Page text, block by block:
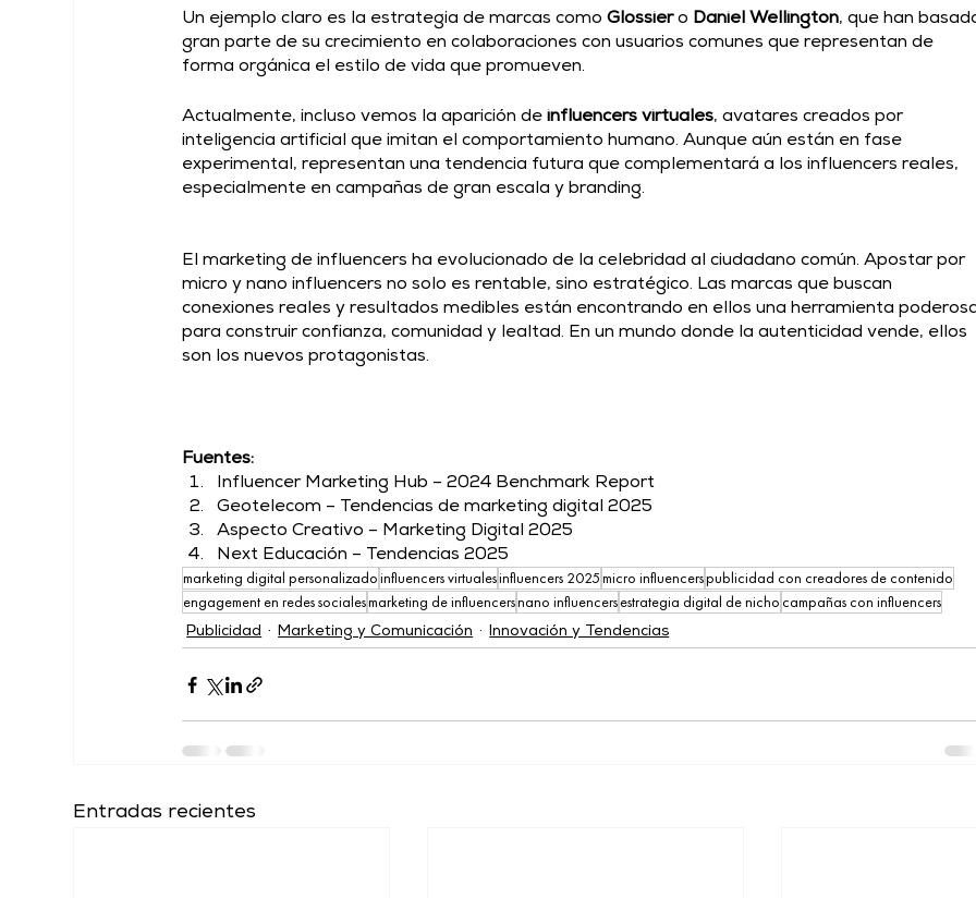
Un ejemplo claro es la estrategia de marcas como Glossier o Daniel Wellington, que han
gran parte de su crecimiento en colaboraciones con usuarios comunes que representan de
forma orgánica el estilo de vida que promueven.
Actualmente, incluso vemos la aparición de influencers virtuales, avatares creados por
inteligencia artificial que imitan el comportamiento humano. Aunque aún están en fase
experimental, representan una tendencia futura que complementará a los influencers reales,
especialmente en campañas de gran escala y branding.
El marketing de influencers ha evolucionado de la celebridad al ciudadano común. Apostar por
micro y nano influencers no solo es rentable, sino estratégico. Las marcas que buscan
conexiones reales y resultados medibles están encontrando en ellos una herramienta
para construir confianza, comunidad y lealtad. En un mundo donde la autenticidad vende, ellos
son los nuevos protagonistas.
Fuentes:
Influencer Marketing Hub – 2024 Benchmark Report
Geotelecom – Tendencias de marketing digital 2025
Aspecto Creativo – Marketing Digital 2025
Next Educación – Tendencias 2025
marketing digital personalizadoinfluencers virtualesinfluencers 2025micro influencerspublicidad con creadores de contenido
engagement en redes socialesmarketing de influencersnano influencersestrategia digital de nicho campañas con influencers
Publicidad Marketing y Comunicación Innovación y Tendencias
Entradas recientes